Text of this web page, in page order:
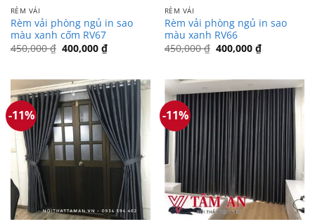
RÈM VẢI
Rèm vải phòng ngủ in sao
màu xanh cốm RV67
450,000₫ Giá
gốc
400,000 ₫Giá
hiện
400,000 ₫.
RÈM VẢI
Rèm vải phòng ngủ in sao
màu xanh RV66
450,000₫ Giá
gốc
400,000 ₫Giá
hiện
400,000 ₫.
-11% -11%